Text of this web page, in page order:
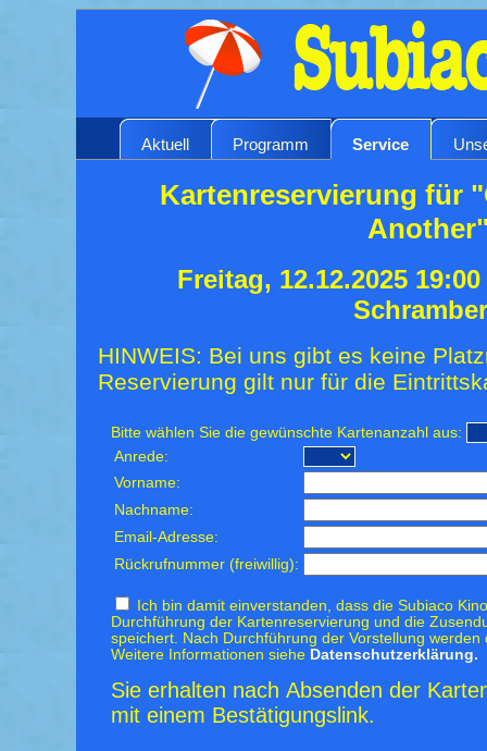
Aktuell Programm Service
Kartenreservierung für
Freitag, 12.12.2025
HINWEIS: Bei uns gibt es keine
Reservierung gilt nur für die
Bitte wählen Sie die gewünschte Kartenanzahl aus:
Anrede:
Vorname:
Nachname:
Email-Adresse:
Rückrufnummer (freiwillig):
Ich bin damit einverstanden, dass die Subiaco
Durchführung der Kartenreservierung und die
speichert. Nach Durchführung der Vorstellung
Weitere Informationen siehe Datenschutzerklärung.
Sie erhalten nach Absenden der
mit einem Bestätigungslink.